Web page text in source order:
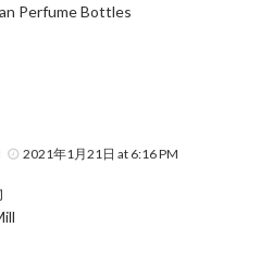
Perfume Bottles
2021年1月21日 at 6:16 PM